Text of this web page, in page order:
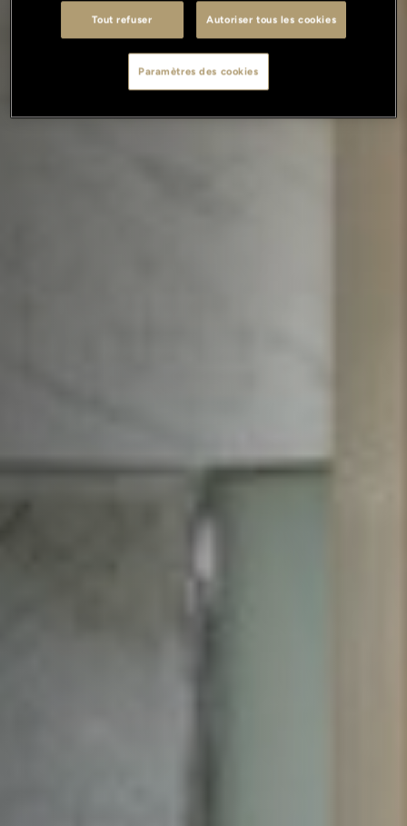
Tout refuser Autoriser tous les cookies
Paramètres des cookies